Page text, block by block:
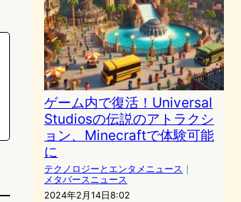
ゲーム内で復活！Universal
Studiosの伝説のアトラクシ
ョン、Minecraftで体験可能
に
テクノロジーとエンタメニュース ｜
メタバースニュース
2024年2月14日8:02